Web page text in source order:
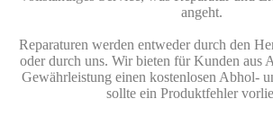
angeht.
Reparaturen werden entweder durch den
oder durch uns. Wir bieten für Kunden aus
Gewährleistung einen kostenlosen Abhol-
sollte ein Produktfehler